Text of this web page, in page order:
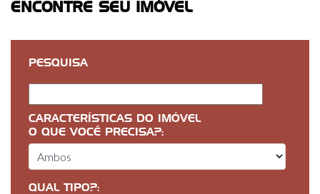
ENCONTRE SEU IMÓVEL
PESQUISA
CARACTERÍSTICAS DO IMÓVEL
O QUE VOCÊ PRECISA?:
QUAL TIPO?: